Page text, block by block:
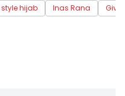
style hijab Inas Rana
Give